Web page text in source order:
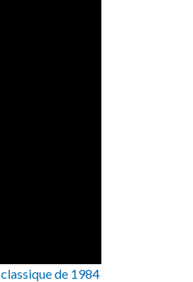
classique de 1984